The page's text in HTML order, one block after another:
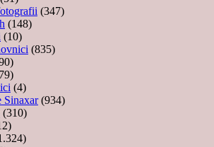
(347)
(148)
(10)
(835)
(4)
Sinaxar(934)
(310)